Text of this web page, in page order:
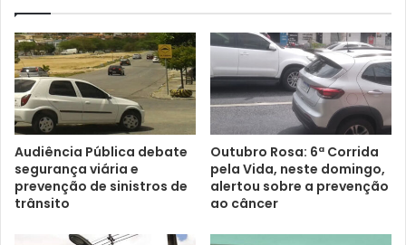
Audiência Pública debate
segurança viária e
prevenção de sinistros de
trânsito
Outubro Rosa: 6ª Corrida
pela Vida, neste domingo,
alertou sobre a prevenção
ao câncer